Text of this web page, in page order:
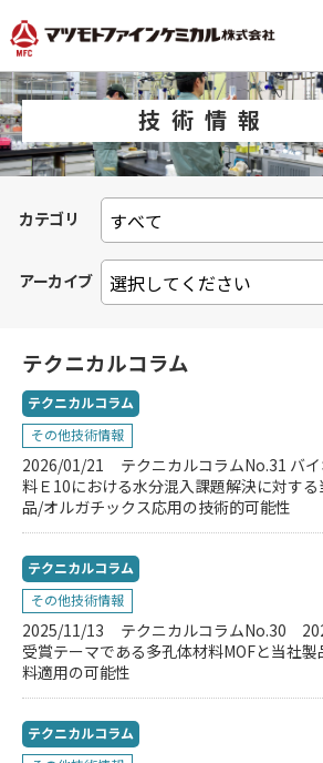
技術情報
カテゴリ
アーカイブ
テクニカルコラム
テクニカルコラム
その他技術情報
2026/01/21
テクニカルコラムNo.31 バ
料Ｅ10における水分混入課題解決に対す
品/オルガチックス応用の技術的可能性
テクニカルコラム
その他技術情報
2025/11/13
テクニカルコラムNo.30
受賞テーマである多孔体材料MOFと当社
料適用の可能性
テクニカルコラム